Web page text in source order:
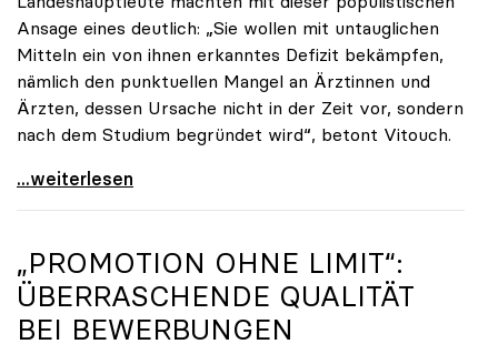
Ansage eines deutlich: „Sie wollen mit untauglichen
Mitteln ein von ihnen erkanntes Defizit bekämpfen,
nämlich den punktuellen Mangel an Ärztinnen und
Ärzten, dessen Ursache nicht in der Zeit vor, sondern
nach dem Studium begründet wird“, betont Vitouch.
Vitouch zu Studienplätzen: „Untaugliche Vorschläge
...weiterlesen
„PROMOTION OHNE LIMIT“:
ÜBERRASCHENDE QUALITÄT
BEI BEWERBUNGEN